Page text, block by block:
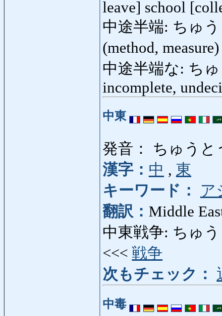
leave] school
中途半端: ちゅう
(method,
中途半端な: ち
incomplete,
中東
発音： ちゅうと
漢字： 中 , 東
キーワード：
ア
翻訳： Middle
中東戦争: ちゅ
<<< 戦争
次もチェック：
中毒